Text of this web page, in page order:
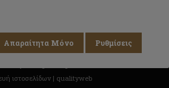
ιστοσελίδων | qualityweb
Απαραίτητα Μόνο Ρυθμίσεις